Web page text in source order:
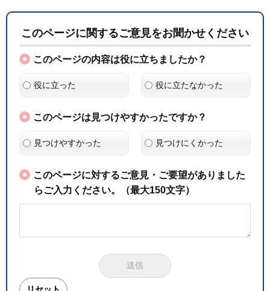
このページに関するご意見をお聞かせください
このページの内容は役に立ちましたか？
役に立った 役に立たなかった
このページは見つけやすかったですか？
見つけやすかった 見つけにくかった
このページに対するご意見・ご要望がありました
らご入力ください。（最大150文字）